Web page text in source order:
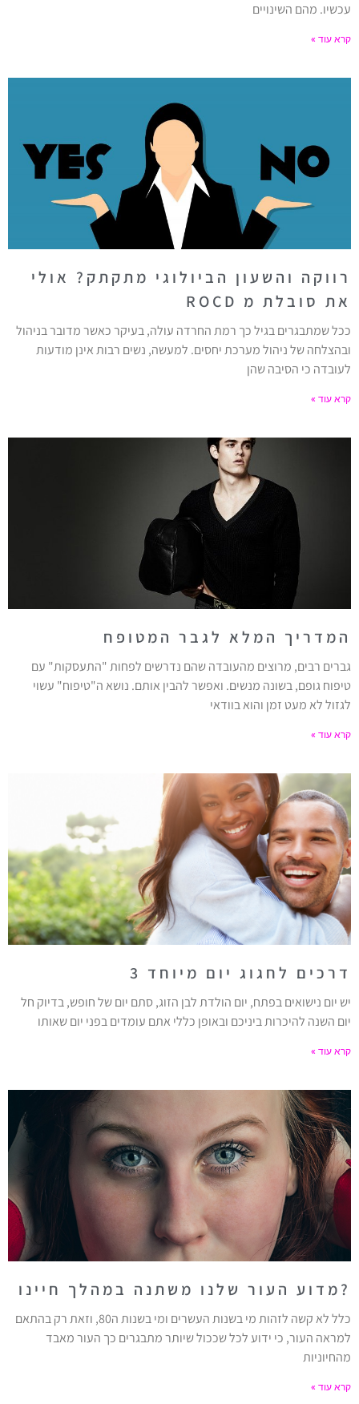
עכשיו. מהם השינויים
קרא עוד »
רווקה והשעון הביולוגי מתקתק? אולי
את סובלת מ ROCD
ככל שמתבגרים בגיל כך רמת החרדה עולה, בעיקר כאשר מדובר בניהול
ובהצלחה של ניהול מערכת יחסים. למעשה, נשים רבות אינן מודעות
לעובדה כי הסיבה שהן
קרא עוד »
המדריך המלא לגבר המטופח
גברים רבים, מרוצים מהעובדה שהם נדרשים לפחות "התעסקות" עם
טיפוח גופם, בשונה מנשים. ואפשר להבין אותם. נושא ה"טיפוח" עשוי
לגזול לא מעט זמן והוא בוודאי
קרא עוד »
דרכים לחגוג יום מיוחד 3
יש יום נישואים בפתח, יום הולדת לבן הזוג, סתם יום של חופש, בדיוק חל
יום השנה להיכרות ביניכם ובאופן כללי אתם עומדים בפני יום שאותו
קרא עוד »
?מדוע העור שלנו משתנה במהלך חיינו
כלל לא קשה לזהות מי בשנות העשרים ומי בשנות ה80, וזאת רק בהתאם
למראה העור, כי ידוע לכל שככול שיותר מתבגרים כך העור מאבד
מהחיוניות
קרא עוד »